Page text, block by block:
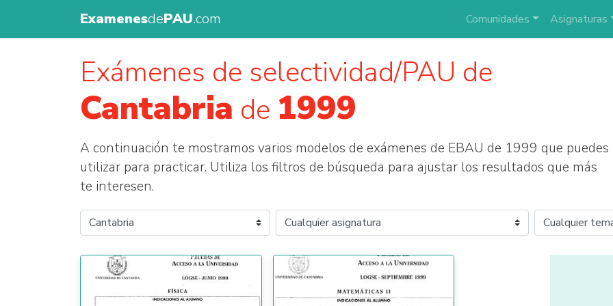
ExamenesdePAU.com Comunidades Asignaturas
Exámenes de selectividad/PAU de
Cantabria de 1999
A continuación te mostramos varios modelos de exámenes de EBAU de 1999 que puedes
utilizar para practicar. Utiliza los filtros de búsqueda para ajustar los resultados que más
te interesen.